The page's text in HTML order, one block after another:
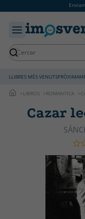
LLIBRES MÉS VENUTS
LIBROS ROMANTICA
Cazar